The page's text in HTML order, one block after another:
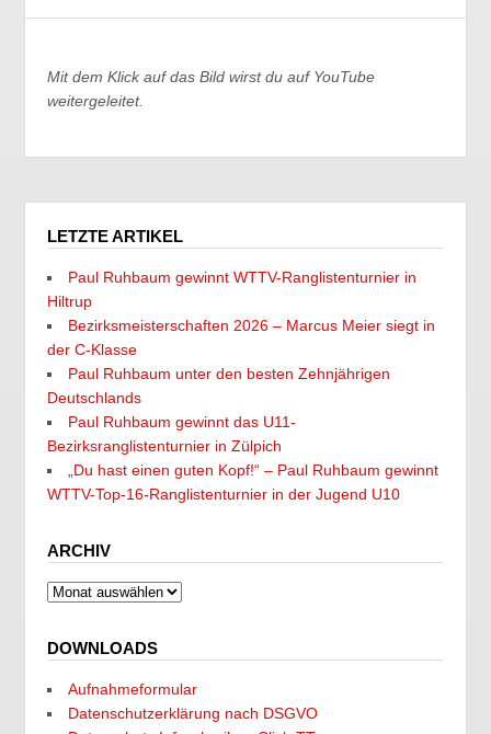
Mit dem Klick auf das Bild wirst du auf YouTube
weitergeleitet.
LETZTE ARTIKEL
Paul Ruhbaum gewinnt WTTV-Ranglistenturnier in
Hiltrup
Bezirksmeisterschaften 2026 – Marcus Meier siegt in
der C-Klasse
Paul Ruhbaum unter den besten Zehnjährigen
Deutschlands
Paul Ruhbaum gewinnt das U11-
Bezirksranglistenturnier in Zülpich
„Du hast einen guten Kopf!“ – Paul Ruhbaum gewinnt
WTTV-Top-16-Ranglistenturnier in der Jugend U10
ARCHIV
Archiv
DOWNLOADS
Aufnahmeformular
Datenschutzerklärung nach DSGVO